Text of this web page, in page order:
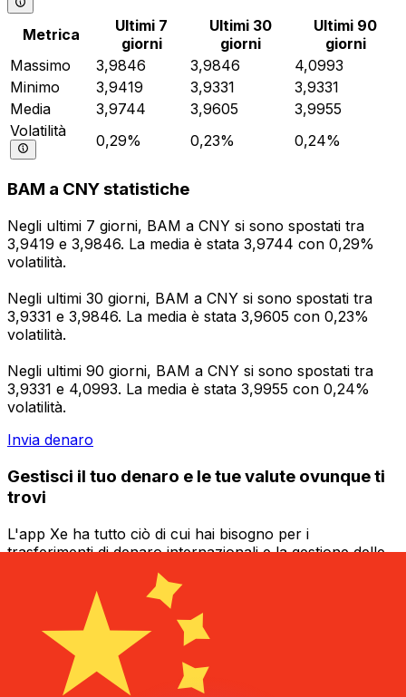
Metrica
Ultimi 7
giorni
Ultimi 30
giorni
Ultimi 90
giorni
Massimo
3,9846 3,9846
4,0993
Minimo
3,9419 3,9331
3,9331
Media
3,9744 3,9605
3,9955
Volatilità
0,29% 0,23% 0,24%
BAM a CNY statistiche
Negli ultimi 7 giorni, BAM a CNY si sono spostati tra
3,9419 e 3,9846. La media è stata 3,9744 con 0,29%
volatilità.
Negli ultimi 30 giorni, BAM a CNY si sono spostati tra
3,9331 e 3,9846. La media è stata 3,9605 con 0,23%
volatilità.
Negli ultimi 90 giorni, BAM a CNY si sono spostati tra
3,9331 e 4,0993. La media è stata 3,9955 con 0,24%
volatilità.
Invia denaro
Gestisci il tuo denaro e le tue valute ovunque ti
trovi
L'app Xe ha tutto ciò di cui hai bisogno per i
trasferimenti di denaro internazionali e la gestione delle
valute. Converti le valute, imposta avvisi sui tassi di
cambio e trasferisci denaro all'estero senza commissioni
nascoste. Scaricala oggi stesso!